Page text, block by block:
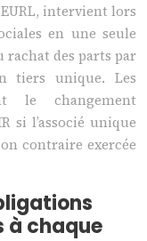
intervient lors
en une seule
des parts par
tiers unique. Les
le changement
si l’associé unique
contraire exercée
à chaque